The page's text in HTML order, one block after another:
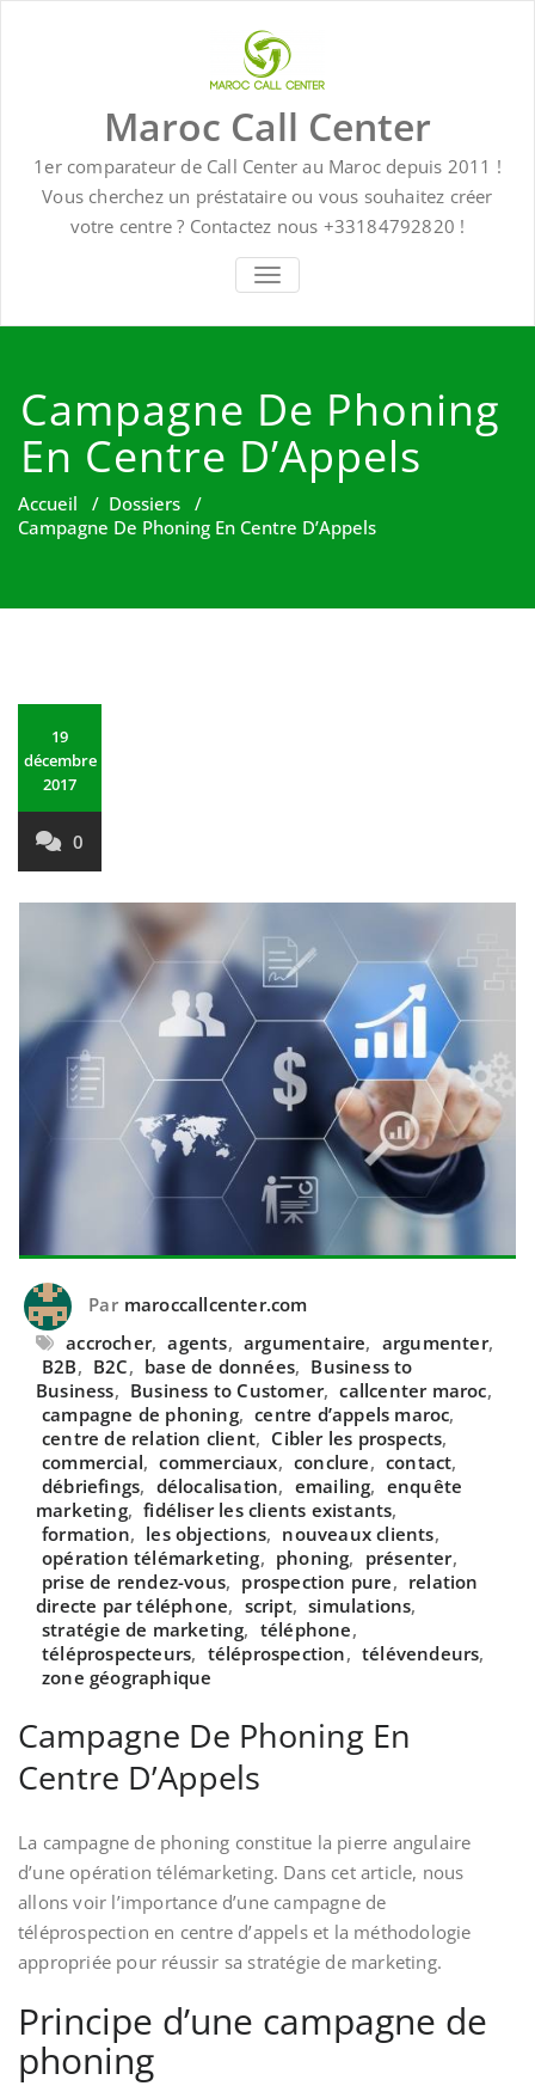
Maroc Call Center
1er comparateur de Call Center au Maroc depuis 2011 !
Vous cherchez un préstataire ou vous souhaitez créer
votre centre ? Contactez nous +33184792820 !
TOGGLE NAVIGATION
Campagne De Phoning
En Centre D’Appels
Accueil / Dossiers /
Campagne De Phoning En Centre D’Appels
19
décembre
2017
0
Par maroccallcenter.com
accrocher, agents, argumentaire, argumenter,
B2B, B2C, base de données, Business to
Business, Business to Customer, callcenter maroc,
campagne de phoning, centre d’appels maroc,
centre de relation client, Cibler les prospects,
commercial, commerciaux, conclure, contact,
débriefings, délocalisation, emailing, enquête
marketing, fidéliser les clients existants,
formation, les objections, nouveaux clients,
opération télémarketing, phoning, présenter,
prise de rendez-vous, prospection pure, relation
directe par téléphone, script, simulations,
stratégie de marketing, téléphone,
téléprospecteurs, téléprospection, télévendeurs,
zone géographique
Campagne De Phoning En
Centre D’Appels
La campagne de phoning constitue la pierre angulaire
d’une opération télémarketing. Dans cet article, nous
allons voir l’importance d’une campagne de
téléprospection en centre d’appels et la méthodologie
appropriée pour réussir sa stratégie de marketing.
Principe d’une campagne de
phoning